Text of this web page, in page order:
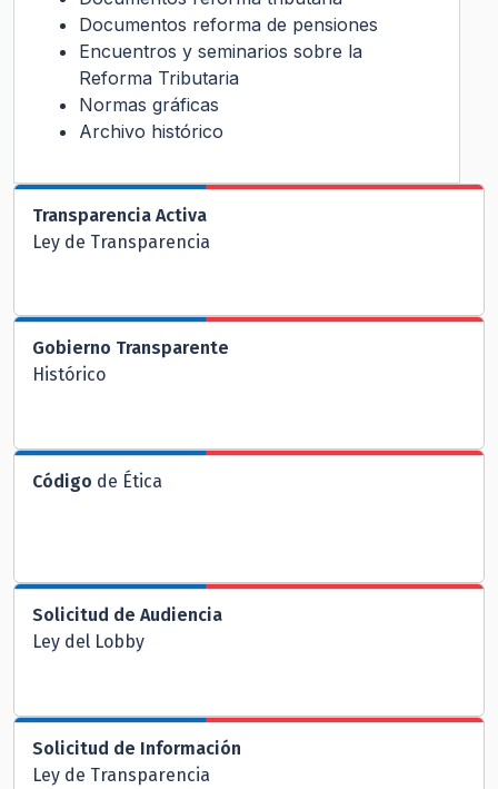
Documentos reforma de pensiones
Encuentros y seminarios sobre la
Reforma Tributaria
Normas gráficas
Archivo histórico
Transparencia Activa
Ley de Transparencia
Gobierno Transparente
Histórico
Código de Ética
Solicitud de Audiencia
Ley del Lobby
Solicitud de Información
Ley de Transparencia